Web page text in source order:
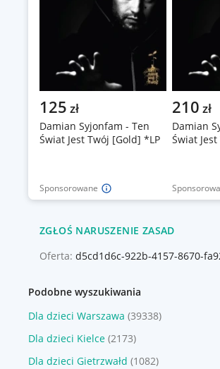
Sponsorowane
125 zł
Damian Syjonfam - Ten
Świat Jest Twój [Gold] *LP
210 zł
Damian
Świat
ZGŁOŚ NARUSZENIE ZASAD
Oferta: d5cd1d6c-922b-4157-8670-
Podobne wyszukiwania
Dla dzieci Warszawa (39338)
Dla dzieci Kielce (2173)
Dla dzieci Gietrzwałd (1082)